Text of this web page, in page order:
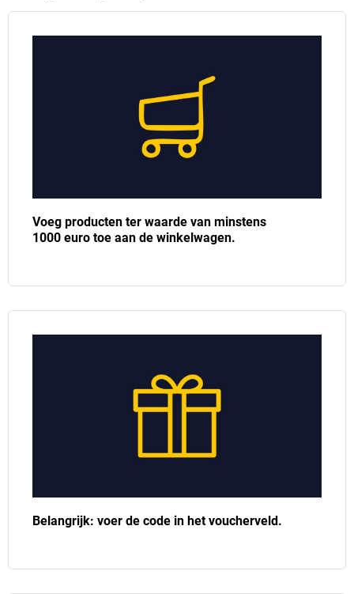
Voeg producten ter waarde van minstens
1000 euro toe aan de winkelwagen.
Belangrijk: voer de code in het voucherveld.